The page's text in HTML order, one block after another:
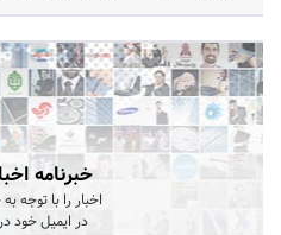
خبرنامه
اخبار را با توجه
در ایمیل خود